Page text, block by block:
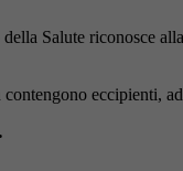
Salute riconosce
eccipienti,